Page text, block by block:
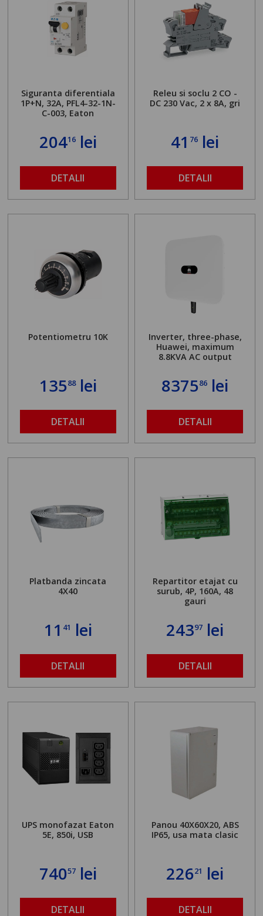
Siguranta diferentiala
1P+N, 32A, PFL4-32-1N-
C-003, Eaton
20416lei
DETALII
Releu si soclu 2 CO -
DC 230 Vac, 2 x 8A, gri
41 76 lei
DETALII
Potentiometru 10K
13588lei
DETALII
Inverter, three-phase,
Huawei, maximum
8.8KVA AC output
837586 lei
DETALII
Platbanda zincata
4X40
11 41 lei
DETALII
Repartitor etajat cu
surub, 4P, 160A, 48
gauri
24397 lei
DETALII
UPS monofazat Eaton
5E, 850i, USB
74057lei
DETALII
Panou 40X60X20, ABS
IP65, usa mata clasic
22621 lei
DETALII